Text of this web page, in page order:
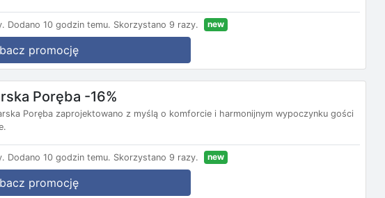
Dodano 10 godzin temu. Skorzystano 9 razy. new
promocję
Poręba -16%
Poręba zaprojektowano z myślą o komforcie i harmonijnym wypoczynku gości
Dodano 10 godzin temu. Skorzystano 9 razy. new
promocję